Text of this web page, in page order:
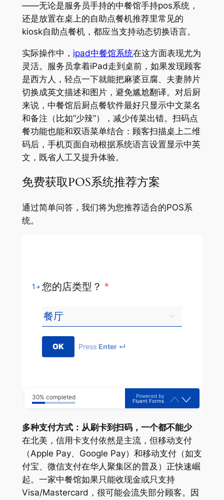
——无论是服务员手持的中餐馆手持pos系统，
还是放置在桌上的自助点餐机推荐里常见的
kiosk自助点餐机，都应当支持动态切换语言。
实际操作中， ipad中餐馆系统在这方面表现尤为
灵活。服务员拿着iPad走到桌前，如果发现顾客
是西方人，轻点一下就能把麻婆豆腐、夫妻肺片
切换成英文描述和图片，避免尴尬翻译。对后厨
来说，中餐馆后厨点餐软件最好只显示中文菜名
和备注（比如“少辣”），减少传菜出错。扫码点
餐功能也能和双语菜单结合：顾客扫描桌上二维
码后，手机页面自动根据系统语言设置显示中英
文，既省人工又提升体验。
免费获取POS系统推荐方案
通过简单问答，我们将为您推荐适合的POS系
统。
1 您的店类型？ *
OK Press Enter ↵
30% completed
Powered by
Fluent Forms
多种支付方式：从刷卡到扫码，一个都不能少
在北美，信用卡支付依然是主流，但移动支付
（Apple Pay、Google Pay）和移动支付（如支
付宝、微信支付在华人聚集区的普及）正快速崛
起。一家中餐馆如果只能收现金或只支持
Visa/Mastercard，很可能会流失部分顾客。因